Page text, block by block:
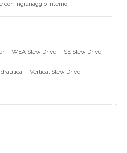
con ingranaggio interno
WEA Slew Drive SE Slew Drive
Vertical Slew Drive